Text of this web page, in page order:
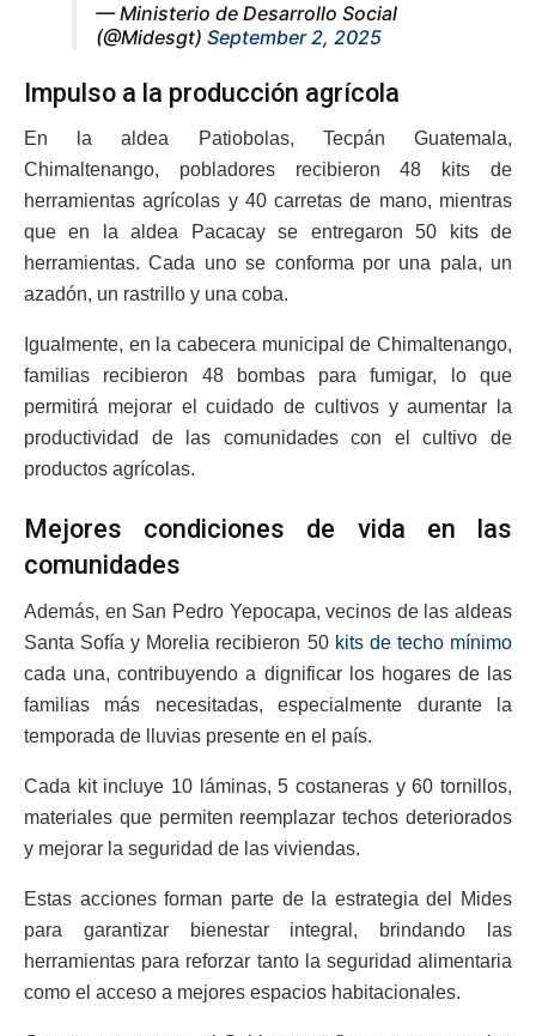
— Ministerio de Desarrollo Social
(@Midesgt) September 2, 2025
Impulso a la producción agrícola
En la aldea Patiobolas, Tecpán Guatemala,
Chimaltenango, pobladores recibieron 48 kits de
herramientas agrícolas y 40 carretas de mano, mientras
que en la aldea Pacacay se entregaron 50 kits de
herramientas. Cada uno se conforma por una pala, un
azadón, un rastrillo y una coba.
Igualmente, en la cabecera municipal de Chimaltenango,
familias recibieron 48 bombas para fumigar, lo que
permitirá mejorar el cuidado de cultivos y aumentar la
productividad de las comunidades con el cultivo de
productos agrícolas.
Mejores condiciones de vida en las
comunidades
Además, en San Pedro Yepocapa, vecinos de las aldeas
Santa Sofía y Morelia recibieron 50 kits de techo mínimo
cada una, contribuyendo a dignificar los hogares de las
familias más necesitadas, especialmente durante la
temporada de lluvias presente en el país.
Cada kit incluye 10 láminas, 5 costaneras y 60 tornillos,
materiales que permiten reemplazar techos deteriorados
y mejorar la seguridad de las viviendas.
Estas acciones forman parte de la estrategia del Mides
para garantizar bienestar integral, brindando las
herramientas para reforzar tanto la seguridad alimentaria
como el acceso a mejores espacios habitacionales.